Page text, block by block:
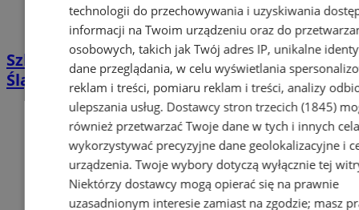
Szkółka Pływacka MANTA w Wodzisławiu
Śląskim rusza z zapisami na nowy sezon
technologii do przechowywania i uzyskiwania
informacji na Twoim urządzeniu oraz do
osobowych, takich jak Twój adres IP, unikalne
dane przeglądania, w celu wyświetlania
reklam i treści, pomiaru reklam i treści, analizy
ulepszania usług. Dostawcy stron trzecich (1845)
również przetwarzać Twoje dane w tych i innych
wykorzystywać precyzyjne dane geolokalizacyjne i
urządzenia. Twoje wybory dotyczą wyłącznie tej
Niektórzy dostawcy mogą opierać się na prawnie
uzasadnionym interesie zamiast na zgodzie; masz